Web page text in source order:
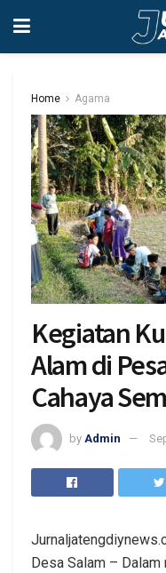
Home Agama
Kegiatan
Alam di
Cahaya
by Admin
Desa Salam –